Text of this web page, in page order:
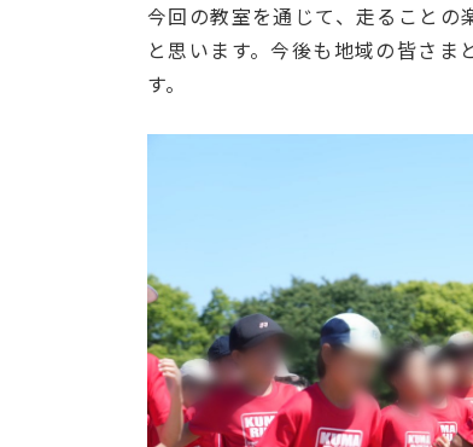
今回の教室を通じて、走ることの
と思います。今後も地域の皆さ
す。